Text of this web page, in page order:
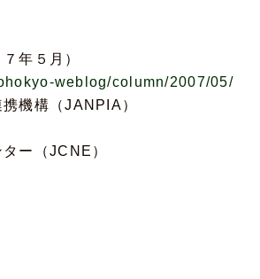
年５月）
weblog/column/2007/05/
機構（JANPIA）
ー（JCNE）